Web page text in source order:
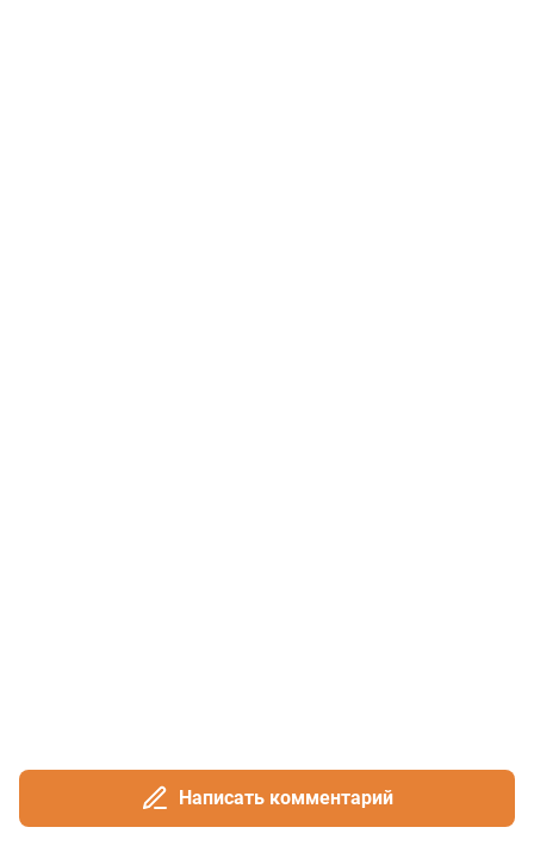
Написать комментарий